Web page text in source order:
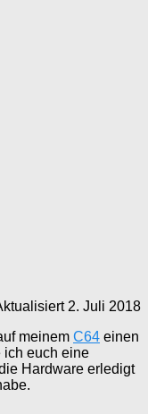
2. Juli 2018
meinem C64 einen
ich euch eine
Hardware erledigt